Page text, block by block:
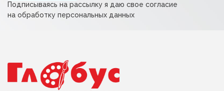
Подписываясь на рассылку я даю свое согласие
на обработку персональных данных